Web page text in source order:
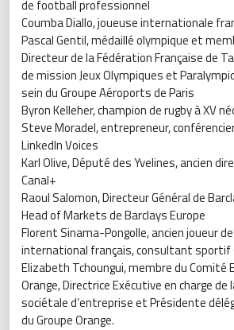
de football professionnel
Coumba Diallo, joueuse internationale
Pascal Gentil, médaillé olympique et
Directeur de la Fédération Française de
de mission Jeux Olympiques et
sein du Groupe Aéroports de Paris
Byron Kelleher, champion de rugby à XV
Steve Moradel, entrepreneur,
LinkedIn Voices
Karl Olive, Député des Yvelines, ancien
Canal+
Raoul Salomon, Directeur Général de
Head of Markets de Barclays Europe
Florent Sinama-Pongolle, ancien joueur
international français, consultant sportif
Elizabeth Tchoungui, membre du Comité
Orange, Directrice Exécutive en charge
sociétale d’entreprise et Présidente
du Groupe Orange.